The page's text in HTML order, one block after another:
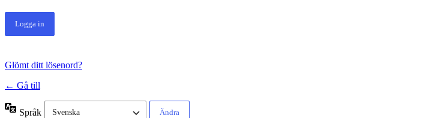
Glömt ditt lösenord?
← Gå till
Språk